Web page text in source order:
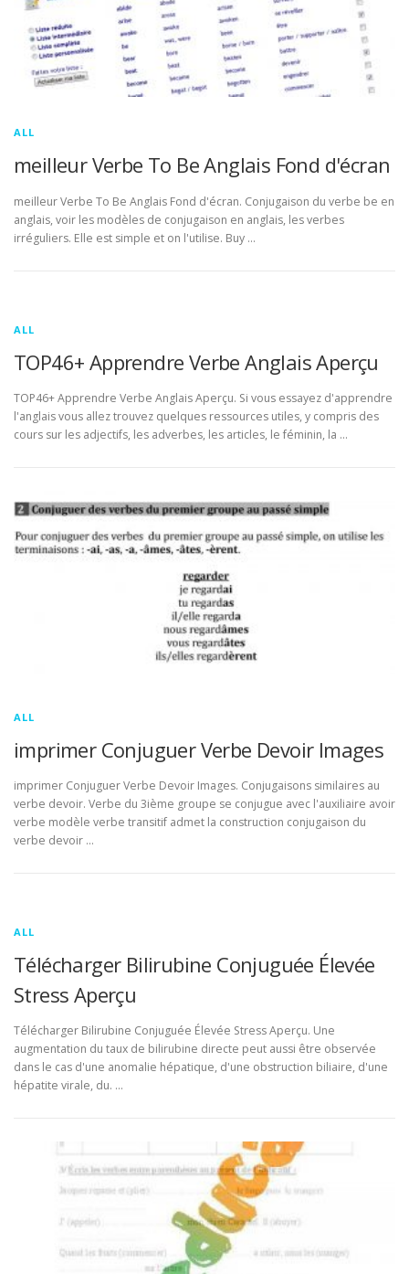
ALL
meilleur Verbe To Be Anglais Fond d'écran
meilleur Verbe To Be Anglais Fond d'écran. Conjugaison du verbe be en
anglais, voir les modèles de conjugaison en anglais, les verbes
irréguliers. Elle est simple et on l'utilise. Buy …
ALL
TOP46+ Apprendre Verbe Anglais Aperçu
TOP46+ Apprendre Verbe Anglais Aperçu. Si vous essayez d'apprendre
l'anglais vous allez trouvez quelques ressources utiles, y compris des
cours sur les adjectifs, les adverbes, les articles, le féminin, la …
ALL
imprimer Conjuguer Verbe Devoir Images
imprimer Conjuguer Verbe Devoir Images. Conjugaisons similaires au
verbe devoir. Verbe du 3ième groupe se conjugue avec l'auxiliaire avoir
verbe modèle verbe transitif admet la construction conjugaison du
verbe devoir …
ALL
Télécharger Bilirubine Conjuguée Élevée
Stress Aperçu
Télécharger Bilirubine Conjuguée Élevée Stress Aperçu. Une
augmentation du taux de bilirubine directe peut aussi être observée
dans le cas d'une anomalie hépatique, d'une obstruction biliaire, d'une
hépatite virale, du. …